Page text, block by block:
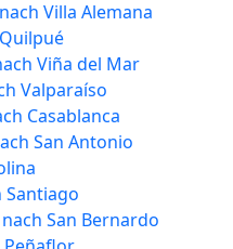
Villa Alemana
Viña del Mar
Valparaíso
Casablanca
San Antonio
Santiago
San Bernardo